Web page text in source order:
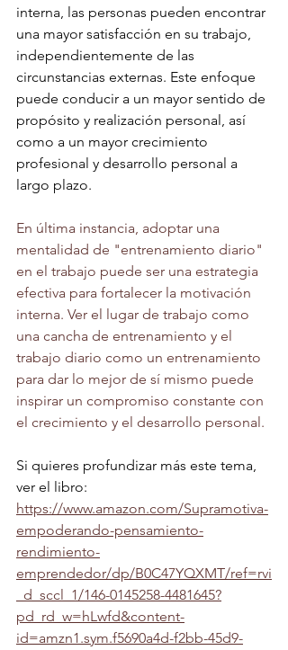
interna, las personas pueden encontrar
una mayor satisfacción en su trabajo,
independientemente de las
circunstancias externas. Este enfoque
puede conducir a un mayor sentido de
propósito y realización personal, así
como a un mayor crecimiento
profesional y desarrollo personal a
largo plazo.
En última instancia, adoptar una
mentalidad de "entrenamiento diario"
en el trabajo puede ser una estrategia
efectiva para fortalecer la motivación
interna. Ver el lugar de trabajo como
una cancha de entrenamiento y el
trabajo diario como un entrenamiento
para dar lo mejor de sí mismo puede
inspirar un compromiso constante con
el crecimiento y el desarrollo personal.
Si quieres profundizar más este tema,
ver el libro:
https://www.amazon.com/Supramotiva-
empoderando-pensamiento-
rendimiento-
emprendedor/dp/B0C47YQXMT/ref=rvi
_d_sccl_1/146-0145258-4481645?
pd_rd_w=hLwfd&content-
id=amzn1.sym.f5690a4d-f2bb-45d9-